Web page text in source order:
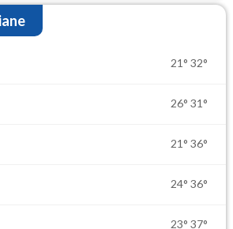
21° 32°
26° 31°
21° 36°
24° 36°
23° 37°